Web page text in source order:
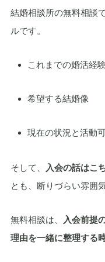
結婚相談所の無料相談
ルです。
これまでの婚活経験
希望する結婚像
現在の状況と活動
そして、 入会の話はこ
とも、断りづらい雰囲
無料相談は、
入会前提
理由を一緒に整理する